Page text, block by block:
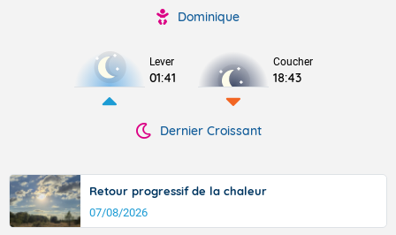
Dominique
Lever
01:41
Coucher
18:43
Dernier Croissant
Retour progressif de la chaleur
07/08/2026